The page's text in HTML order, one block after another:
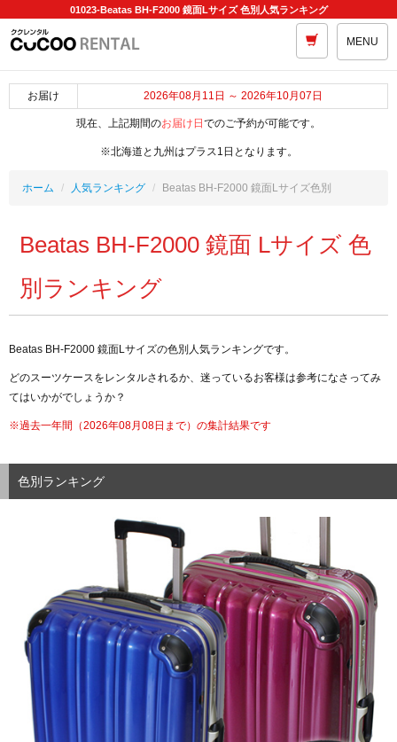
01023-Beatas BH-F2000 鏡面Lサイズ 色別人気ランキング
MENU
お届け 2026年08月11日 ～ 2026年10月07日
現在、上記期間のお届け日 でのご予約が可能です。
※北海道と九州はプラス1日となります。
ホーム 人気ランキング Beatas BH-F2000 鏡面Lサイズ色別
Beatas BH-F2000 鏡面 Lサイズ 色
別ランキング
Beatas BH-F2000 鏡面Lサイズの色別人気ランキングです。
どのスーツケースをレンタルされるか、迷っているお客様は参考になさってみ
てはいかがでしょうか？
※過去一年間（2026年08月08日まで）の集計結果です
色別ランキング